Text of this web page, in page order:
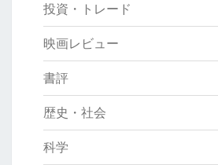
投資・トレード
映画レビュー
書評
歴史・社会
科学